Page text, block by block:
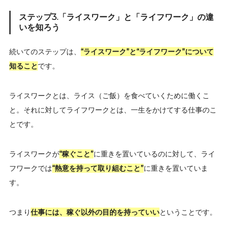
ステップ3.「ライスワーク」と「ライフワーク」の違
いを知ろう
続いてのステップは、 “ライスワーク”と“ライフワーク”について
知ることです。
ライスワークとは、ライス（ご飯）を食べていくために働くこ
と。それに対してライフワークとは、一生をかけてする仕事のこ
とです。
ライスワークが“稼ぐこと”に重きを置いているのに対して、ライ
フワークでは“熱意を持って取り組むこと”に重きを置いていま
す。
つまり仕事には、稼ぐ以外の目的を持っていいということです。